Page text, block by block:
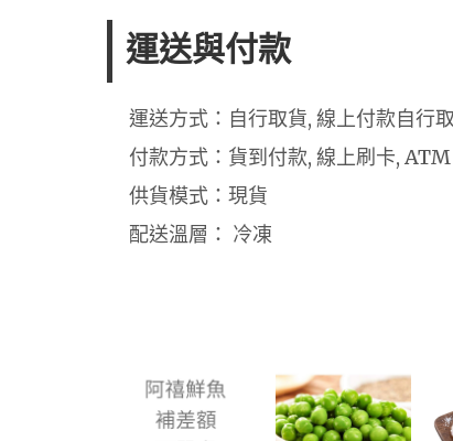
運送與付款
運送方式：自行取貨, 線上付款自行
付款方式：貨到付款, 線上刷卡,
供貨模式：現貨
配送溫層： 冷凍